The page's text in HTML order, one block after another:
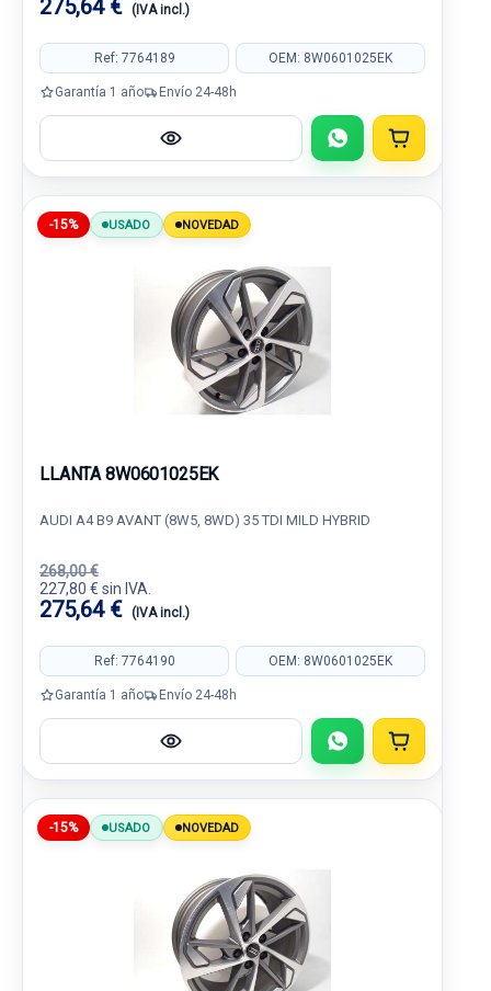
275,64 € (IVA incl.)
Ref: 7764189 OEM: 8W0601025EK
Garantía 1 año Envío 24-48h
-15% USADO NOVEDAD
LLANTA 8W0601025EK
AUDI A4 B9 AVANT (8W5, 8WD) 35 TDI MILD HYBRID
268,00 €
227,80 € sin IVA.
275,64 € (IVA incl.)
Ref: 7764190 OEM: 8W0601025EK
Garantía 1 año Envío 24-48h
-15% USADO NOVEDAD